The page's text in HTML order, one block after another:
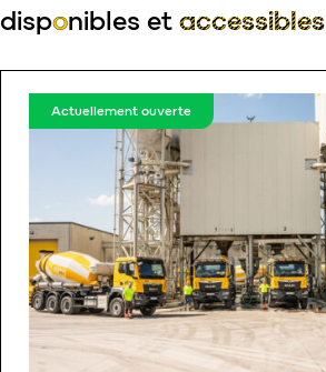
disponibles et accessibles
Actuellement ouverte